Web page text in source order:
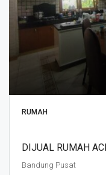
RUMAH
DIJUAL RUMAH
Bandung Pusat